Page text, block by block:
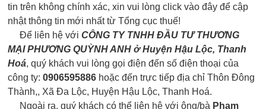
tin trên không chính xác, xin vui lòng click vào đây để cập
nhật thông tin mới nhất từ Tổng cục thuế!
Để liên hệ với CÔNG TY TNHH ĐẦU TƯ THƯƠNG
MẠI PHƯƠNG QUỲNH ANH ở Huyện Hậu Lộc, Thanh
Hoá, quý khách vui lòng gọi điện đến số điện thoại của
công ty: 0906595886 hoặc đến trực tiếp địa chỉ Thôn Đông
Thành,, Xã Đa Lộc, Huyện Hậu Lộc, Thanh Hoá.
Ngoài ra, quý khách có thể liên hệ với ông/bà Phạm